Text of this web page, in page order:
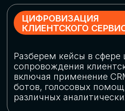
СКАЧАТЬ ПРОГРАММУ
СПИКЕРЫ